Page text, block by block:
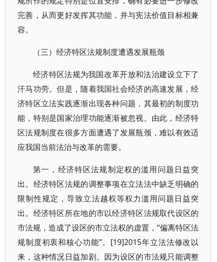
完善，从而更好发挥其功能，并与宪法价值目标相兼
容。
（三）经济特区法规制度遭遇发展瓶颈
经济特区法规为我国改革开放和法治建设立下了
汗马功劳。但是，随着我国社会经济的高速发展，经
济特区立法实践逐渐出现各种问题，其最初的制度功
能，特别是国家治理功能逐渐被忽视。由此，经济特
区法规制度在很多方面遭遇了发展瓶颈，难以有效适
应我国当前法治与改革的需要。
第一，经济特区法规制定权的滥用问题日益突
出。经济特区法规的调整事项在立法法中缺乏明确的
限制性规定，导致立法越权等权力滥用问题日益突
出。经济特区所在地的市以经济特区法规取代设区的
市法规，造成了设区的市立法权的虚置，“偏离特区法
规制度初衷和核心功能”。[19]2015年立法法修改以
来，这种情况日益加剧。因为设区的市法规只能调整